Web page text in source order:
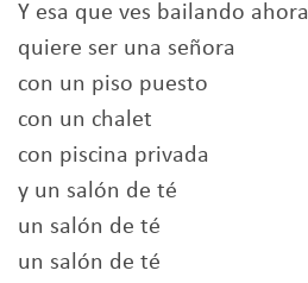
Y esa que ves bailando ahora
quiere ser una señora
con un piso puesto
con un chalet
con piscina privada
y un salón de té
un salón de té
un salón de té